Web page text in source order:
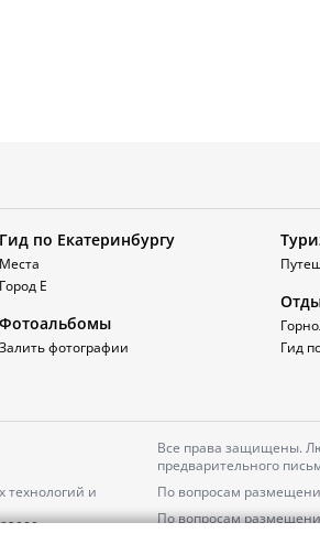
Гид по Екатеринбургу
Места
Город Е
Фотоальбомы
Залить фотографии
Гид
технологий и
Все права защищены.
предварительного
По вопросам
По вопросам